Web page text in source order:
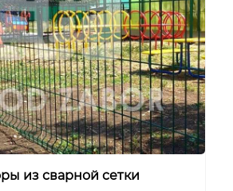
из сварной сетки